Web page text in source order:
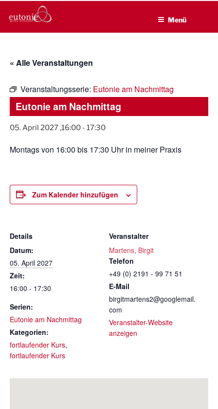
Inhalt
EUTONIE.DE
Lebensbalance durch körperliche Selbsterfahrung
Menü
« Alle Veranstaltungen
Veranstaltungsserie: Eutonie am Nachmittag
Eutonie am Nachmittag
05. April 2027 ,16:00 - 17:30
Montags von 16:00 bis 17:30 Uhr in meiner Praxis
Zum Kalender hinzufügen
Details
Datum:
05. April 2027
Zeit:
16:00 - 17:30
Serien:
Eutonie am Nachmittag
Kategorien:
fortlaufender Kurs,
fortlaufender Kurs
Veranstalter
Martens, Birgit
Telefon
+49 (0) 2191 - 99 71 51
E-Mail
birgitmartens2@googlemail.
com
Veranstalter-Website
anzeigen